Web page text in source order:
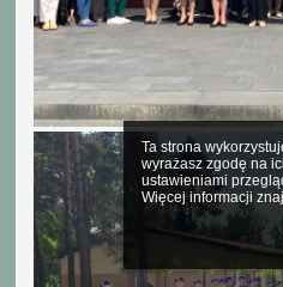
Ta strona
wyrażasz zgodę na
ustawieniami
Więcej informacji